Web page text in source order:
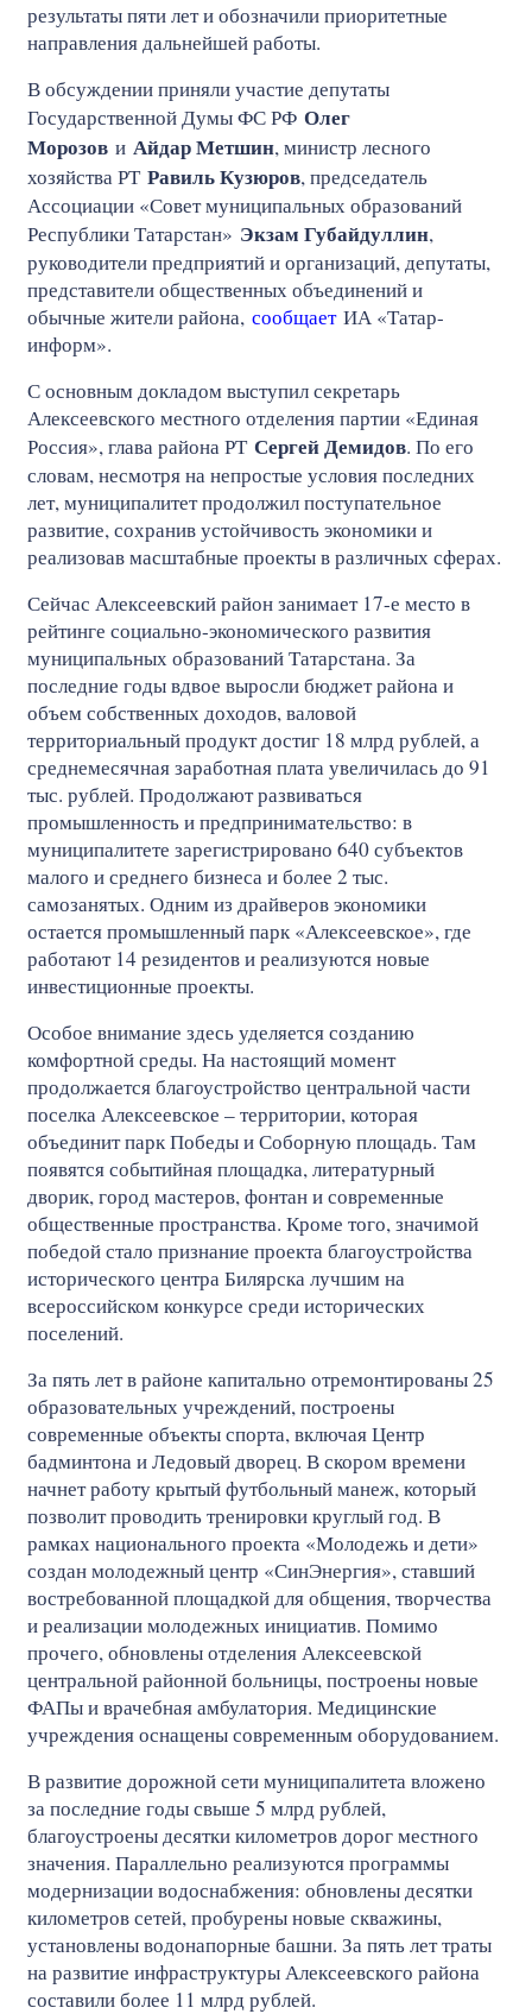
результаты пяти лет и обозначили приоритетные
направления дальнейшей работы.
В обсуждении приняли участие депутаты
Государственной Думы ФС РФ Олег
Морозов и Айдар Метшин, министр лесного
хозяйства РТ Равиль Кузюров, председатель
Ассоциации «Совет муниципальных образований
Республики Татарстан» Экзам Губайдуллин,
руководители предприятий и организаций, депутаты,
представители общественных объединений и
обычные жители района, сообщаетИА «Татар-
информ».
С основным докладом выступил секретарь
Алексеевского местного отделения партии «Единая
Россия», глава района РТ Сергей Демидов. По его
словам, несмотря на непростые условия последних
лет, муниципалитет продолжил поступательное
развитие, сохранив устойчивость экономики и
реализовав масштабные проекты в различных сферах.
Сейчас Алексеевский район занимает 17-е место в
рейтинге социально-экономического развития
муниципальных образований Татарстана. За
последние годы вдвое выросли бюджет района и
объем собственных доходов, валовой
территориальный продукт достиг 18 млрд рублей, а
среднемесячная заработная плата увеличилась до 91
тыс. рублей. Продолжают развиваться
промышленность и предпринимательство: в
муниципалитете зарегистрировано 640 субъектов
малого и среднего бизнеса и более 2 тыс.
самозанятых. Одним из драйверов экономики
остается промышленный парк «Алексеевское», где
работают 14 резидентов и реализуются новые
инвестиционные проекты.
Особое внимание здесь уделяется созданию
комфортной среды. На настоящий момент
продолжается благоустройство центральной части
поселка Алексеевское – территории, которая
объединит парк Победы и Соборную площадь. Там
появятся событийная площадка, литературный
дворик, город мастеров, фонтан и современные
общественные пространства. Кроме того, значимой
победой стало признание проекта благоустройства
исторического центра Билярска лучшим на
всероссийском конкурсе среди исторических
поселений.
За пять лет в районе капитально отремонтированы 25
образовательных учреждений, построены
современные объекты спорта, включая Центр
бадминтона и Ледовый дворец. В скором времени
начнет работу крытый футбольный манеж, который
позволит проводить тренировки круглый год. В
рамках национального проекта «Молодежь и дети»
создан молодежный центр «СинЭнергия», ставший
востребованной площадкой для общения, творчества
и реализации молодежных инициатив. Помимо
прочего, обновлены отделения Алексеевской
центральной районной больницы, построены новые
ФАПы и врачебная амбулатория. Медицинские
учреждения оснащены современным оборудованием.
В развитие дорожной сети муниципалитета вложено
за последние годы свыше 5 млрд рублей,
благоустроены десятки километров дорог местного
значения. Параллельно реализуются программы
модернизации водоснабжения: обновлены десятки
километров сетей, пробурены новые скважины,
установлены водонапорные башни. За пять лет траты
на развитие инфраструктуры Алексеевского района
составили более 11 млрд рублей.